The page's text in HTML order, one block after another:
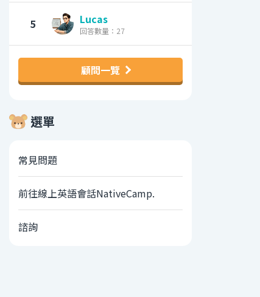
5 Lucas
回答數量：27
顧問一覽
選單
常見問題
前往線上英語會話NativeCamp.
諮詢